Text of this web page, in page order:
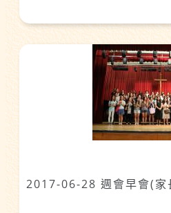
2017-06-28 週會早會(家